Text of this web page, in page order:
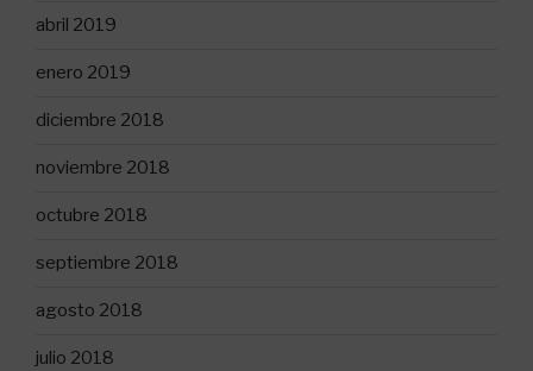
abril 2019
enero 2019
diciembre 2018
noviembre 2018
octubre 2018
septiembre 2018
agosto 2018
julio 2018